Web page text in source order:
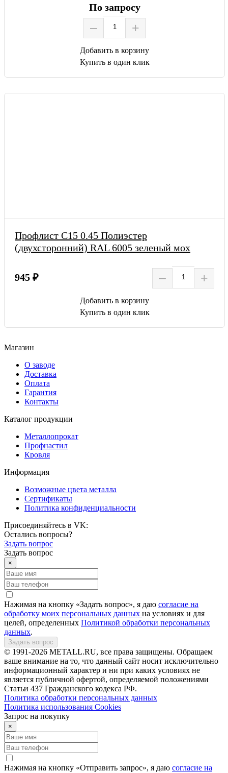
По запросу
– +
Добавить в корзину
Купить в один клик
Профлист С15 0.45 Полиэстер
(двухсторонний) RAL 6005 зеленый мох
945 ₽ – +
Добавить в корзину
Купить в один клик
Магазин
О заводе
Доставка
Оплата
Гарантия
Контакты
Каталог продукции
Металлопрокат
Профнастил
Кровля
Информация
Возможные цвета металла
Сертификаты
Политика конфиденциальности
Присоединяйтесь в VK:
Остались вопросы?
Задать вопрос
Задать вопрос
×
Нажимая на кнопку «Задать вопрос», я даю согласие на
обработку моих персональных данных на условиях и для
целей, определенных Политикой обработки персональных
данных.
Задать вопрос
© 1991-2026 METALL.RU, все права защищены. Обращаем
ваше внимание на то, что данный сайт носит исключительно
информационный характер и ни при каких условиях не
является публичной офертой, определяемой положениями
Статьи 437 Гражданского кодекса РФ.
Политика обработки персональных данных
Политика использования Сookies
Запрос на покупку
×
Нажимая на кнопку «Отправить запрос», я даю согласие на